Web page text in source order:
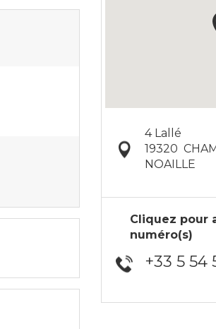
4 Lallé
19320
NOAILLE
Cliquez pour
numéro(s)
+33 5 54